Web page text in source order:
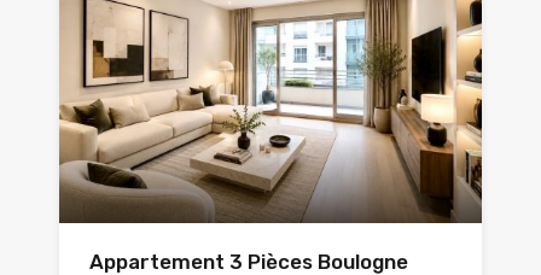
Appartement 3 Pièces Boulogne